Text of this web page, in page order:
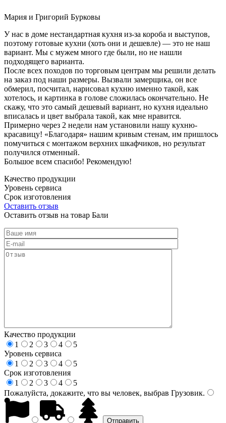
Мария и Григорий Бурковы
У нас в доме нестандартная кухня из-за короба и выступов,
поэтому готовые кухни (хоть они и дешевле) — это не наш
вариант. Мы с мужем много где были, но не нашли
подходящего варианта.
После всех походов по торговым центрам мы решили делать
на заказ под наши размеры. Вызвали замерщика, он все
обмерил, посчитал, нарисовал кухню именно такой, как
хотелось, и картинка в голове сложилась окончательно. Не
скажу, что это самый дешевый вариант, но кухня идеально
вписалась и цвет выбрала такой, как мне нравится.
Примерно через 2 недели нам установили нашу кухню-
красавицу! «Благодаря» нашим кривым стенам, им пришлось
помучиться с монтажом верхних шкафчиков, но результат
получился отменный.
Большое всем спасибо! Рекомендую!
Качество продукции
Уровень сервиса
Срок изготовления
Оставить отзыв
Оставить отзыв на товар Бали
Качество продукции
1
2 3 4
5
Уровень сервиса
1
2 3 4
5
Срок изготовления
1
2 3 4
5
Пожалуйста, докажите, что вы человек, выбрав Грузовик.